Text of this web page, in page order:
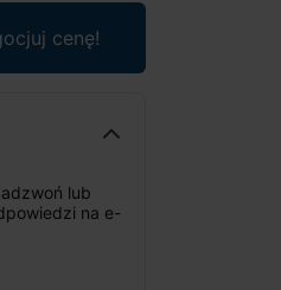
cenę!
lub
na e-